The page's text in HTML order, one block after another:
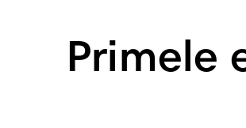
Primele